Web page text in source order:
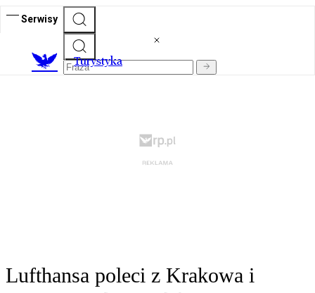
Serwisy
Turystyka
Lufthansa poleci z Krakowa i